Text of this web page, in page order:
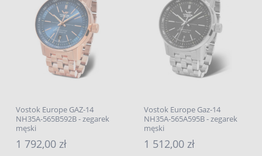
Vostok Europe GAZ-14
NH35A-565B592B - zegarek
męski
1 792,00 zł
Vostok Europe Gaz-14
NH35A-565A595B - zegarek
męski
1 512,00 zł